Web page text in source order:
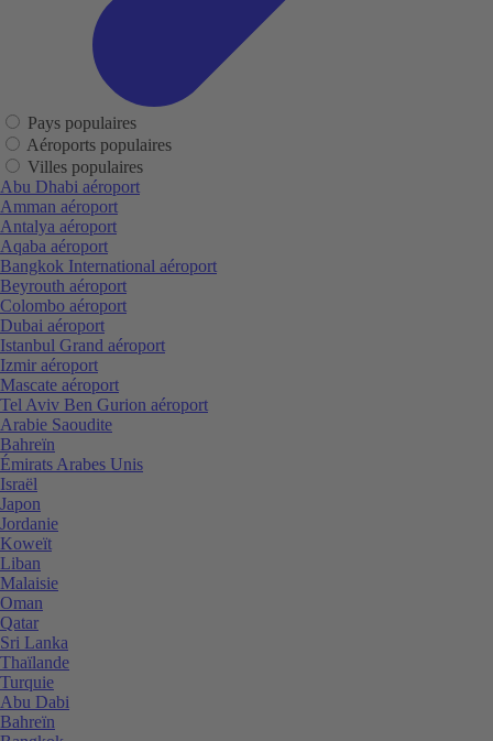
Pays populaires
Aéroports populaires
Villes populaires
Abu Dhabi aéroport
Amman aéroport
Antalya aéroport
Aqaba aéroport
Bangkok International aéroport
Beyrouth aéroport
Colombo aéroport
Dubai aéroport
Istanbul Grand aéroport
Izmir aéroport
Mascate aéroport
Tel Aviv Ben Gurion aéroport
Arabie Saoudite
Bahreïn
Émirats Arabes Unis
Israël
Japon
Jordanie
Koweït
Liban
Malaisie
Oman
Qatar
Sri Lanka
Thaïlande
Turquie
Abu Dabi
Bahreïn